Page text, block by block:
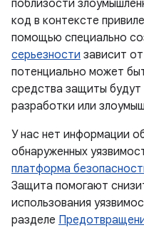
поблизости
код в контексте
помощью специально
серьезности зависит
потенциально может
средства защиты будут
разработки или
У нас нет информации
обнаруженных
платформа
Защита помогают
использования
разделе